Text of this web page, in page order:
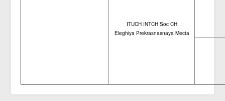
ITUCH INTCH Soc CH
Eleghiya Prekrasnasnaya Mecta